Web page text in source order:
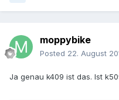
moppybike
Posted 22. August
Ja genau k409 ist das. Ist